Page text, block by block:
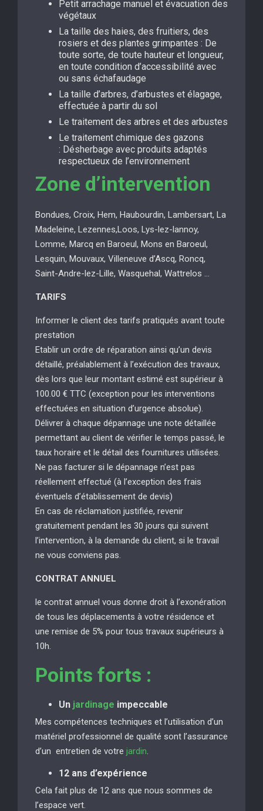
Petit arrachage manuel et évacuation des
végétaux
La taille des haies, des fruitiers, des
rosiers et des plantes grimpantes : De
toute sorte, de toute hauteur et longueur,
en toute condition d’accessibilité avec
ou sans échafaudage
La taille d’arbres, d’arbustes et élagage,
effectuée à partir du sol
Le traitement des arbres et des arbustes
Le traitement chimique des gazons
: Désherbage avec produits adaptés
respectueux de l’environnement
Zone d’intervention
Bondues, Croix, Hem, Haubourdin, Lambersart, La
Madeleine, Lezennes,Loos, Lys-lez-lannoy,
Lomme, Marcq en Baroeul, Mons en Baroeul,
Lesquin, Mouvaux, Villeneuve d’Ascq, Roncq,
Saint-Andre-lez-Lille, Wasquehal, Wattrelos …
TARIFS
Informer le client des tarifs pratiqués avant toute
prestation
Etablir un ordre de réparation ainsi qu’un devis
détaillé, préalablement à l’exécution des travaux,
dès lors que leur montant estimé est supérieur à
100.00 € TTC (exception pour les interventions
effectuées en situation d’urgence absolue).
Délivrer à chaque dépannage une note détaillée
permettant au client de vérifier le temps passé, le
taux horaire et le détail des fournitures utilisées.
Ne pas facturer si le dépannage n’est pas
réellement effectué (à l’exception des frais
éventuels d’établissement de devis)
En cas de réclamation justifiée, revenir
gratuitement pendant les 30 jours qui suivent
l’intervention, à la demande du client, si le travail
ne vous conviens pas.
CONTRAT ANNUEL
le contrat annuel vous donne droit à l’exonération
de tous les déplacements à votre résidence et
une remise de 5% pour tous travaux supérieurs à
10h.
Points forts :
Un jardinage impeccable
Mes compétences techniques et l’utilisation d’un
matériel professionnel de qualité sont l’assurance
d’un entretien de votre jardin
12 ans d’expérience
Cela fait plus de 12 ans que nous sommes de
l’espace vert.